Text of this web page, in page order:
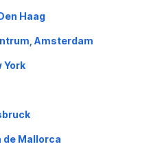
Haag
Amsterdam
York
de Mallorca